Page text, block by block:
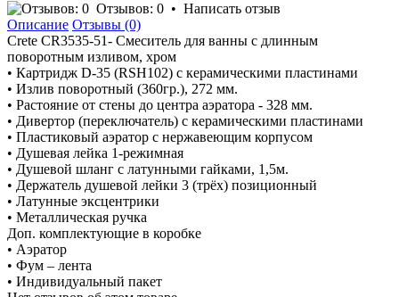
Отзывов: 0 • Написать отзыв
Описание Отзывы (0)
Crete CR3535-51- Смеситель для ванны с длинным
поворотным изливом, хром
• Картридж D-35 (RSH102) с керамическими пластинами
• Излив поворотный (360гр.), 272 мм.
• Растояние от стены до центра аэратора - 328 мм.
• Дивертор (переключатель) с керамическими пластинами
• Пластиковый аэратор с нержавеющим корпусом
• Душевая лейка 1-режимная
• Душевой шланг с латунными гайками, 1,5м.
• Держатель душевой лейки 3 (трёх) позиционный
• Латунные эксцентрики
• Металлическая ручка
Доп. комплектующие в коробке
• Аэратор
• Фум – лента
• Индивидуальный пакет